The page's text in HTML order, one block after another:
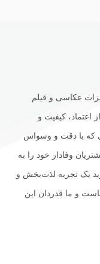
عکاسی و فیلم
اعتماد، کیفیت و
که با دقت و وسواس
وفادار خود را به
یک تجربه لذت‌بخش و
و ما قدردان این